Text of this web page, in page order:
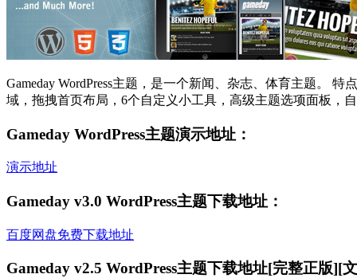
Gameday WordPress主题，是一个新闻、杂志、体育主题。
域，拖拽首页布局，6个自定义小工具，高级主题选项面板，
Gameday WordPress主题演示地址：
演示地址
Gameday v3.0 WordPress主题下载地址：
百度网盘免费下载地址
Gameday v2.5 WordPress主题下载地址[完整正版][